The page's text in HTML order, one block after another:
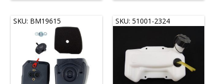
SKU: BM19615 SKU: 51001-2324